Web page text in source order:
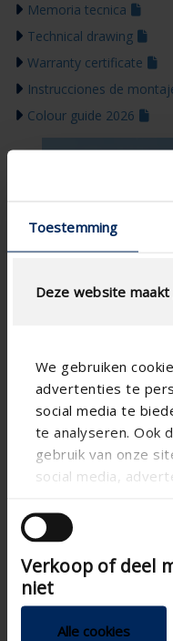
Toestemming
Deze website
We gebruiken
advertenties te
social media te
te analyseren. Ook
gebruik van onze
social media,
andere informatie
die ze hebben
van hun services.
Verkoop of deel
niet
Alle cookies
Memoria tecnica
Technical drawing
Warranty certificate
Instrucciones de
Colour guide 2026